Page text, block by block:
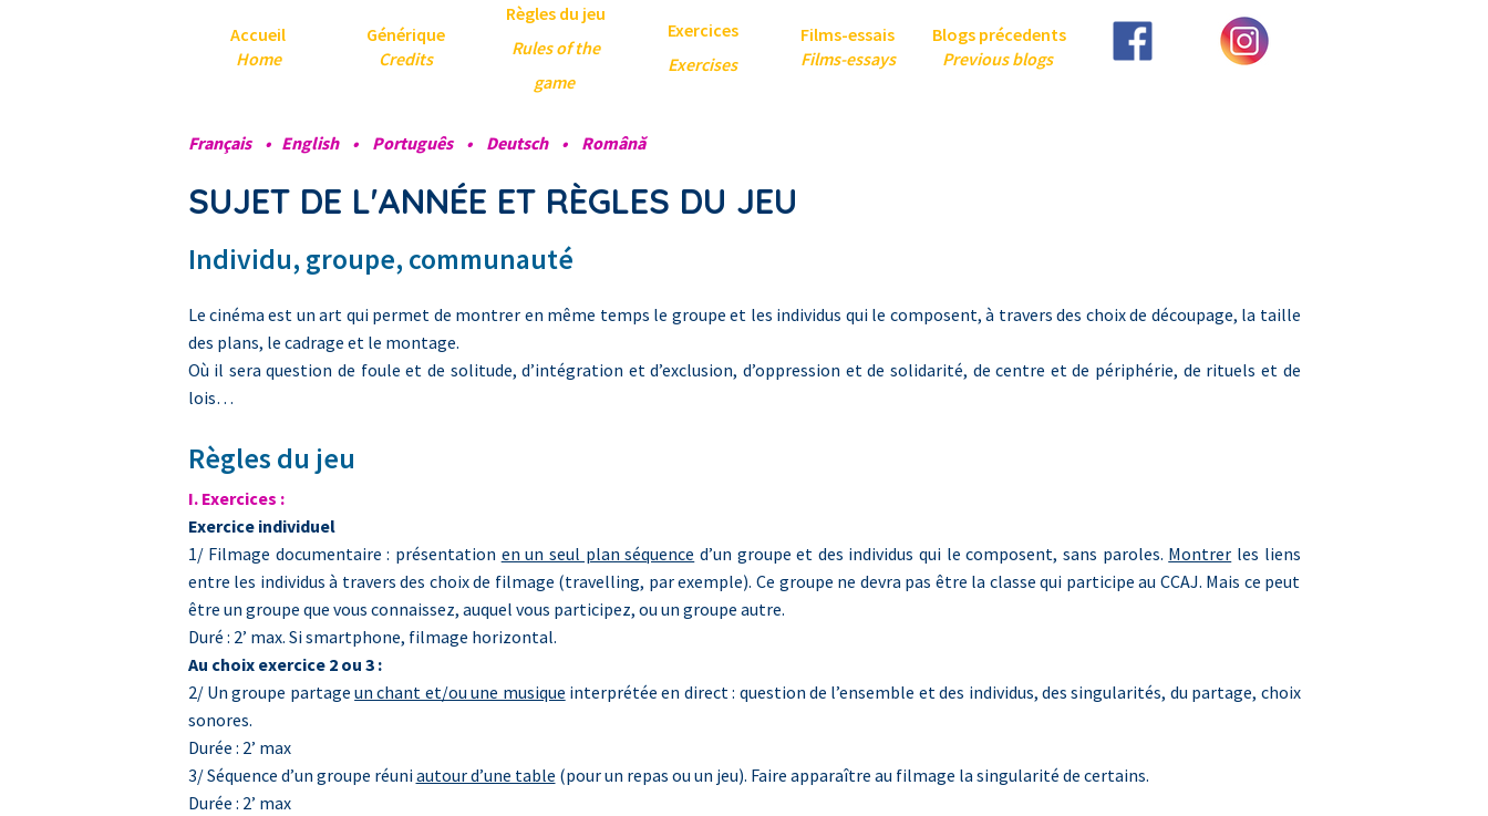
Accueil
Home
Générique
Credits
Règles du jeu
Rules of the
game
Exercices
Exercises
Films-essais
Films-essays
Blogs précedents
Previous blogs
Français• English• Português• Deutsch• Română
SUJET DE L'ANNÉE ET RÈGLES DU JEU
Individu, groupe, communauté
Le cinéma est un art qui permet de montrer en même temps le groupe et les individus qui le composent, à travers des choix de découpage, la taille
des plans, le cadrage et le montage.
Où il sera question de foule et de solitude, d’intégration et d’exclusion, d’oppression et de solidarité, de centre et de périphérie, de rituels et de
lois…
Règles du jeu
I. Exercices :
Exercice individuel
1/ Filmage documentaire : présentation en un seul plan séquence d’un groupe et des individus qui le composent, sans paroles. Montrer les liens
entre les individus à travers des choix de filmage (travelling, par exemple). Ce groupe ne devra pas être la classe qui participe au CCAJ. Mais ce peut
être un groupe que vous connaissez, auquel vous participez, ou un groupe autre.
Duré : 2’ max. Si smartphone, filmage horizontal.
Au choix exercice 2 ou 3 :
2/ Un groupe partageun chant et/ou une musique interprétée en direct : question de l’ensemble et des individus, des singularités, du partage, choix
sonores.
Durée : 2’ max
3/ Séquence d’un groupe réuniautour d’une table (pour un repas ou un jeu). Faire apparaître au filmage la singularité de certains.
Durée : 2’ max